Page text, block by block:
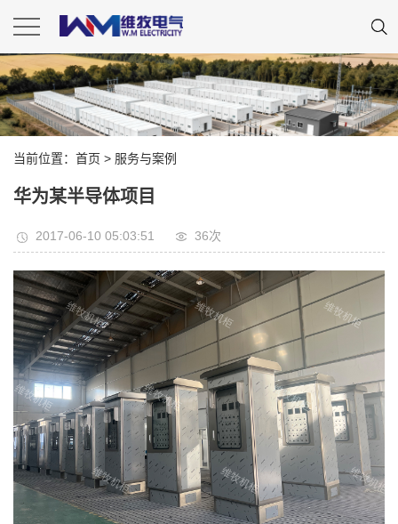
当前位置： 首页 > 服务与案例
华为某半导体项目
2017-06-10 05:03:51 36次